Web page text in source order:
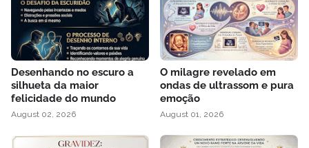
Desenhando no escuro a
silhueta da maior
felicidade do mundo
August 02, 2026
O milagre revelado em
ondas de ultrassom e pura
emoção
August 01, 2026